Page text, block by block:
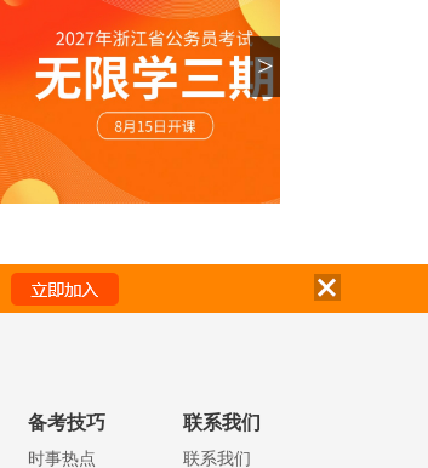
>
备考技巧
时事热点
联系我们
联系我们